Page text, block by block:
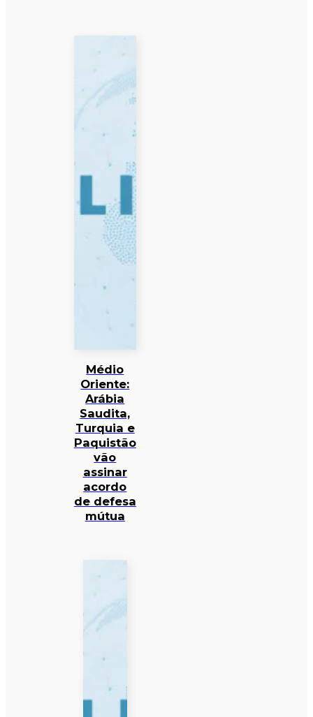
Médio
Oriente:
Arábia
Saudita,
Turquia e
Paquistão
vão
assinar
acordo
de defesa
mútua